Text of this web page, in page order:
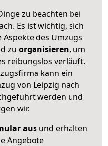
zu beachten bei
Es ist wichtig, sich
Aspekte des Umzugs
zu organisieren, um
reibungslos verläuft.
kann ein
von Leipzig nach
werden und
wir.
ausund erhalten
Angebote